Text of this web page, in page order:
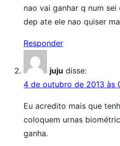
nao vai ganhar q num
dep ate ele nao quiser
Responder
juju disse:
4 de outubro de 2013 às
Eu acredito mais que
coloquem urnas
ganha.